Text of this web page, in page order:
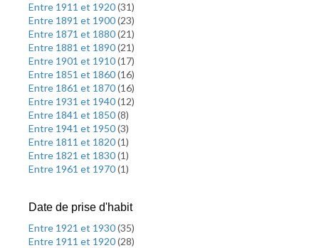
Entre 1911 et 1920(31)
Entre 1891 et 1900(23)
Entre 1871 et 1880(21)
Entre 1881 et 1890(21)
Entre 1901 et 1910(17)
Entre 1851 et 1860(16)
Entre 1861 et 1870(16)
Entre 1931 et 1940(12)
Entre 1841 et 1850(8)
Entre 1941 et 1950(3)
Entre 1811 et 1820(1)
Entre 1821 et 1830(1)
Entre 1961 et 1970(1)
Date de prise d'habit
Entre 1921 et 1930(35)
Entre 1911 et 1920(28)